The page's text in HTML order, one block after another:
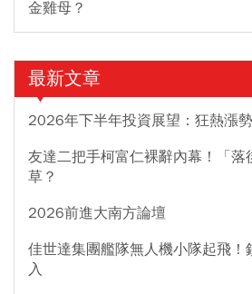
金雞母？
最新文章
2026年下半年投資展望：狂熱漲
友達二把手柯富仁裸辭內幕！「落
草？
2026前進大南方論壇
佳世達集團艦隊無人機小隊起飛！
入